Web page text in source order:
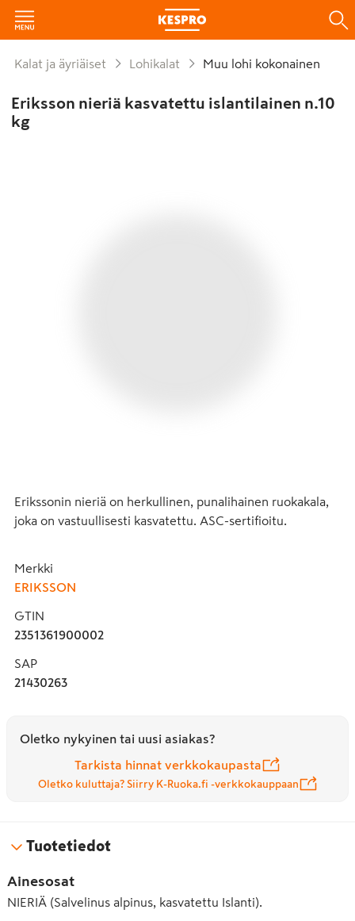
Kalat ja äyriäiset Lohikalat Muu lohi kokonainen
Eriksson nieriä kasvatettu islantilainen n.10
kg
Erikssonin nieriä on herkullinen, punalihainen ruokakala,
joka on vastuullisesti kasvatettu. ASC-sertifioitu.
Merkki
ERIKSSON
GTIN
2351361900002
SAP
21430263
Oletko nykyinen tai uusi asiakas?
Tarkista hinnat verkkokaupasta
Oletko kuluttaja? Siirry K-Ruoka.fi -verkkokauppaan
Tuotetiedot
Ainesosat
NIERIÄ (Salvelinus alpinus, kasvatettu Islanti).